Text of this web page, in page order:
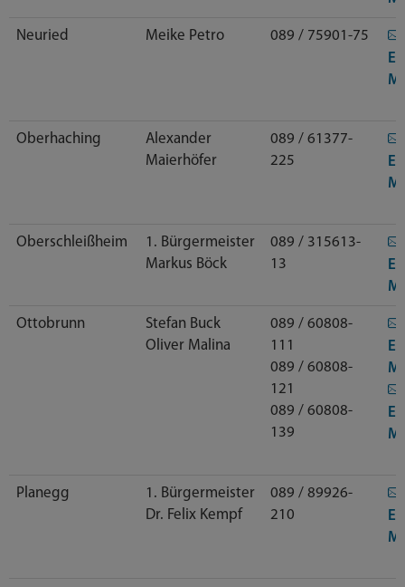
Neuried Meike Petro
089 / 75901-75
E-
Oberhaching
Alexander
Maierhöfer
089 / 61377-
225
E-
Oberschleißheim
1. Bürgermeister
Markus Böck
089 / 315613-
13
E-
Ottobrunn
Stefan Buck
Oliver Malina
089 / 60808-
111
089 / 60808-
121
089 / 60808-
139
E-
E-
Planegg
1. Bürgermeister
Dr. Felix Kempf
089 / 89926-
210
E-